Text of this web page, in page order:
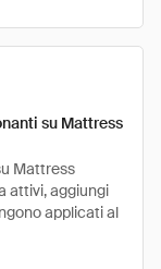
su Mattress
Mattress
attivi, aggiungi
applicati al